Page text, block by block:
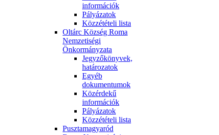
információk
Pályázatok
Közzétételi lista
Oltárc Község Roma
Nemzetiségi
Önkormányzata
Jegyzőkönyvek,
határozatok
Egyéb
dokumentumok
Közérdekű
információk
Pályázatok
Közzétételi lista
Pusztamagyaród